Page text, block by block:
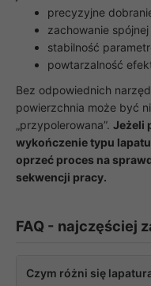
precyzyjne
zachowanie
stabilność
powtarzalność
Bez odpowiednich
powierzchnia może być
„przypolerowana”. Jeżeli
wykończenie typu
oprzeć proces na
sekwencji pracy.
FAQ - najczęściej
Czym różni się